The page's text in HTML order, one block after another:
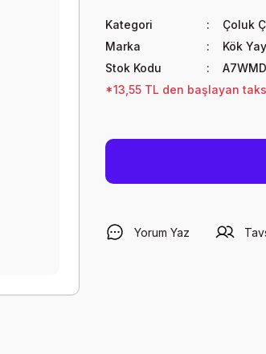
Kategori Çoluk
Marka
Kök
Stok Kodu
*13,55 TL den başlayan
Yorum Yaz